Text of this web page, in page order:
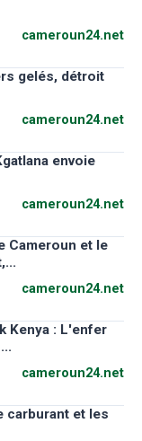
cameroun24.net
gelés, détroit
cameroun24.net
envoie
cameroun24.net
Cameroun et le
cameroun24.net
Kenya : L'enfer
cameroun24.net
carburant et les